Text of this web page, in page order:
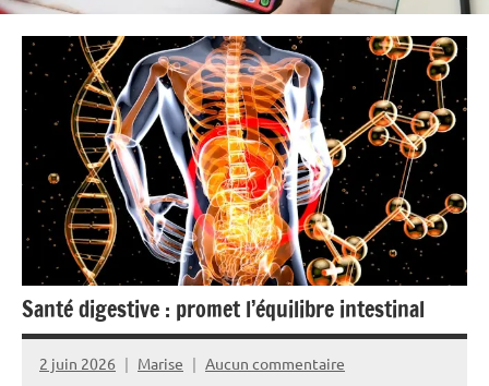
Santé digestive : promet l’équilibre intestinal
2 juin 2026 Marise Aucun commentaire